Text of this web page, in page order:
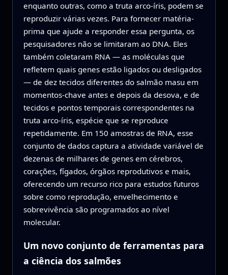
enquanto outras, como a truta arco-íris, podem se
reproduzir várias vezes. Para fornecer matéria-
prima que ajude a responder essa pergunta, os
pesquisadores não se limitaram ao DNA. Eles
também coletaram RNA — as moléculas que
refletem quais genes estão ligados ou desligados
— de dez tecidos diferentes do salmão masu em
momentos-chave antes e depois da desova, e de
tecidos e pontos temporais correspondentes na
truta arco-íris, espécie que se reproduce
repetidamente. Em 150 amostras de RNA, esse
conjunto de dados captura a atividade variável de
dezenas de milhares de genes em cérebros,
corações, fígados, órgãos reprodutivos e mais,
oferecendo um recurso rico para estudos futuros
sobre como reprodução, envelhecimento e
sobrevivência são programados ao nível
molecular.
Um novo conjunto de ferramentas para
a ciência dos salmões